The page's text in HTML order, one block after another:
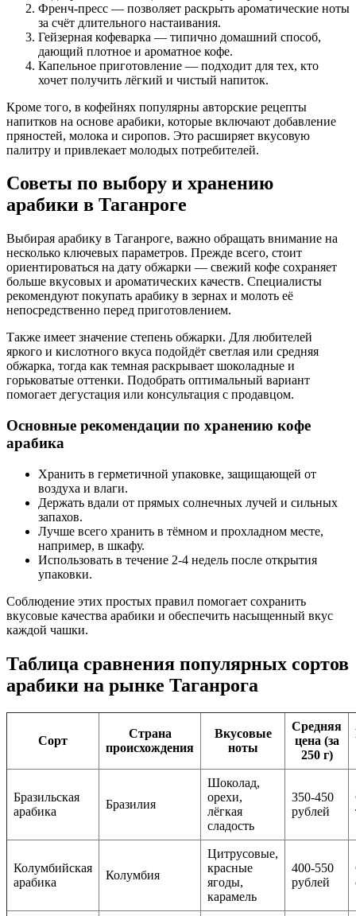
Френч-пресс — позволяет раскрыть ароматические ноты
за счёт длительного настаивания.
Гейзерная кофеварка — типично домашний способ,
дающий плотное и ароматное кофе.
Капельное приготовление — подходит для тех, кто
хочет получить лёгкий и чистый напиток.
Кроме того, в кофейнях популярны авторские рецепты
напитков на основе арабики, которые включают добавление
пряностей, молока и сиропов. Это расширяет вкусовую
палитру и привлекает молодых потребителей.
Советы по выбору и хранению
арабики в Таганроге
Выбирая арабику в Таганроге, важно обращать внимание на
несколько ключевых параметров. Прежде всего, стоит
ориентироваться на дату обжарки — свежий кофе сохраняет
больше вкусовых и ароматических качеств. Специалисты
рекомендуют покупать арабику в зернах и молоть её
непосредственно перед приготовлением.
Также имеет значение степень обжарки. Для любителей
яркого и кислотного вкуса подойдёт светлая или средняя
обжарка, тогда как темная раскрывает шоколадные и
горьковатые оттенки. Подобрать оптимальный вариант
помогает дегустация или консультация с продавцом.
Основные рекомендации по хранению кофе
арабика
Хранить в герметичной упаковке, защищающей от
воздуха и влаги.
Держать вдали от прямых солнечных лучей и сильных
запахов.
Лучше всего хранить в тёмном и прохладном месте,
например, в шкафу.
Использовать в течение 2-4 недель после открытия
упаковки.
Соблюдение этих простых правил помогает сохранить
вкусовые качества арабики и обеспечить насыщенный вкус
каждой чашки.
Таблица сравнения популярных сортов
арабики на рынке Таганрога
Сорт
Страна
происхождения
Вкусовые
ноты
Средняя
цена (за
250 г)
Бразильская
арабика
Бразилия
Шоколад,
орехи,
лёгкая
сладость
350-450
рублей
Колумбийская
арабика
Колумбия
Цитрусовые,
красные
ягоды,
карамель
400-550
рублей